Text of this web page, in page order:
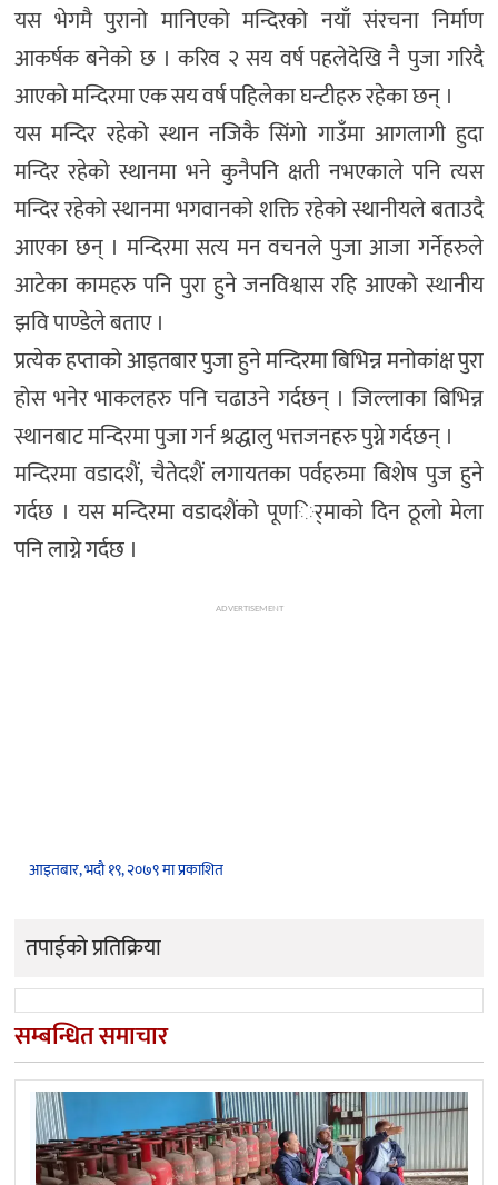
यस भेगमै पुरानो मानिएको मन्दिरको नयाँ संरचना निर्माण
आकर्षक बनेको छ । करिव २ सय वर्ष पहलेदेखि नै पुजा गरिदै
आएको मन्दिरमा एक सय वर्ष पहिलेका घन्टीहरु रहेका छन् ।
यस मन्दिर रहेको स्थान नजिकै सिंगो गाउँमा आगलागी हुदा
मन्दिर रहेको स्थानमा भने कुनैपनि क्षती नभएकाले पनि त्यस
मन्दिर रहेको स्थानमा भगवानको शक्ति रहेको स्थानीयले बताउदै
आएका छन् । मन्दिरमा सत्य मन वचनले पुजा आजा गर्नेहरुले
आटेका कामहरु पनि पुरा हुने जनविश्वास रहि आएको स्थानीय
झवि पाण्डेले बताए ।
प्रत्येक हप्ताको आइतबार पुजा हुने मन्दिरमा बिभिन्न मनोकांक्ष पुरा
होस भनेर भाकलहरु पनि चढाउने गर्दछन् । जिल्लाका बिभिन्न
स्थानबाट मन्दिरमा पुजा गर्न श्रद्धालु भत्तजनहरु पुग्ने गर्दछन् ।
मन्दिरमा वडादशैं, चैतेदशैं लगायतका पर्वहरुमा बिशेष पुज हुने
गर्दछ । यस मन्दिरमा वडादशैंको पूणर्िमाको दिन ठूलो मेला
पनि लाग्ने गर्दछ ।
ADVERTISEMENT
आइतबार, भदौ १९, २०७९ मा प्रकाशित
तपाईको प्रतिक्रिया
सम्बन्धित समाचार